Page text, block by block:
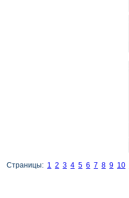
Страницы: 1 2 3 4 5 6 7 8 9 10